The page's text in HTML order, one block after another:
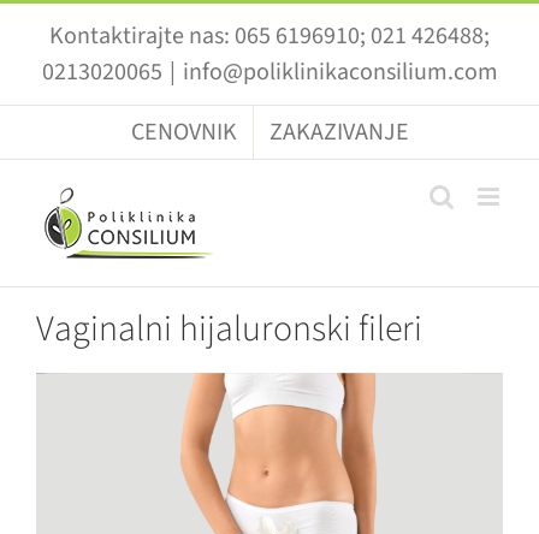
content
Kontaktirajte nas: 065 6196910; 021 426488;
0213020065 | info@poliklinikaconsilium.com
CENOVNIK
ZAKAZIVANJE
Vaginalni hijaluronski fileri